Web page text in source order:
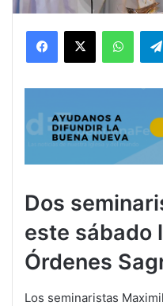
Dos
este sábado
Órdenes
Los seminaristas